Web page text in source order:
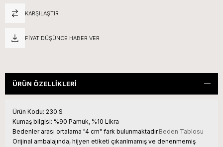
KARŞILAŞTIR
FIYAT DÜŞÜNCE HABER VER
ÜRÜN ÖZELLIKLERI
Ürün Kodu: 230 S
Kumaş bilgisi: %90 Pamuk, %10 Likra
Bedenler arası ortalama "4 cm" fark bulunmaktadır.Beden Tablosu
Orijinal ambalajında, hijyen etiketi çıkarılmamış ve denenmemiş